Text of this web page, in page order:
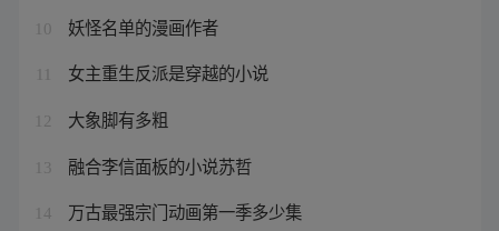
10 妖怪名单的漫画作者
女主重生反派是穿越的小说
12 大象脚有多粗
13 融合李信面板的小说苏哲
14 万古最强宗门动画第一季多少集